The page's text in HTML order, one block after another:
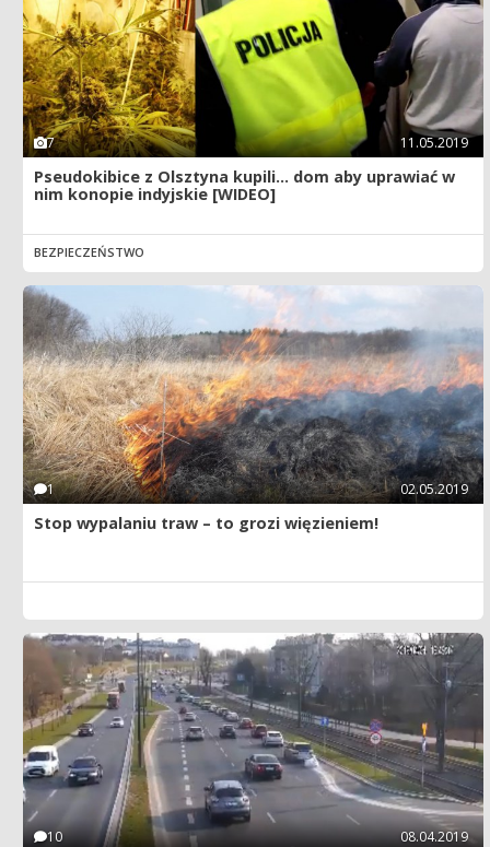
7 11.05.2019
Pseudokibice z Olsztyna kupili... dom aby uprawiać w
nim konopie indyjskie [WIDEO]
BEZPIECZEŃSTWO
1 02.05.2019
Stop wypalaniu traw – to grozi więzieniem!
10 08.04.2019